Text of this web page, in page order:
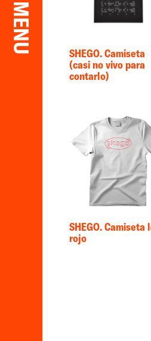
MENU
SHEGO. Camiseta
(casi no vivo para
contarlo)
SHEGO. Camiseta
rojo